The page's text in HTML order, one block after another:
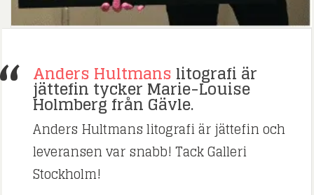
Anders Hultmans litografi är
jättefin tycker Marie-Louise
Holmberg från Gävle.
Anders Hultmans litografi är jättefin och
leveransen var snabb! Tack Galleri
Stockholm!